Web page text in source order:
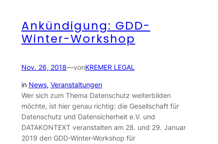
Ankündigung: GDD-
Winter-Workshop
Nov. 26, 2018—vonKREMER LEGAL
in News, Veranstaltungen
Wer sich zum Thema Datenschutz weiterbilden
möchte, ist hier genau richtig: die Gesellschaft für
Datenschutz und Datensicherheit e.V. und
DATAKONTEXT veranstalten am 28. und 29. Januar
2019 den GDD-Winter-Workshop für